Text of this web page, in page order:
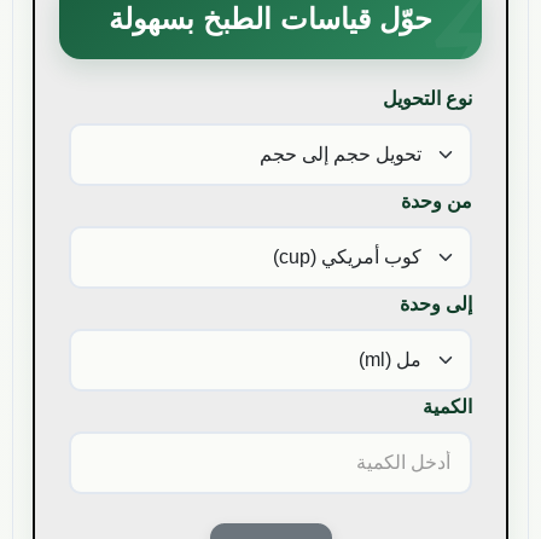
حوّل قياسات الطبخ بسهولة
نوع التحويل
من وحدة
إلى وحدة
الكمية